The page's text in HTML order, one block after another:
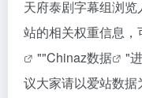
天府泰剧字幕组浏
站的相关权重信息，
""Chinaz数据
"
议大家请以爱站数据